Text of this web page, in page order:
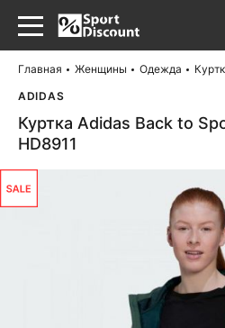
Главная Женщины Одежда
ADIDAS
Куртка Adidas Back to
HD8911